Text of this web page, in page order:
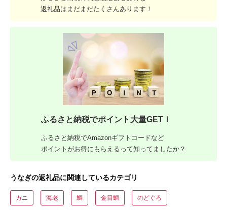
返礼品はまだまだたくさんあります！
ふるさと納税でポイント大量GET！
ふるさと納税でAmazonギフトコードなど
ポイントがお得にもらえるって知ってましたか？
うなぎの返礼品に関連しているカテゴリ
カニ 海老 鯛 金目鯛 のどぐろ